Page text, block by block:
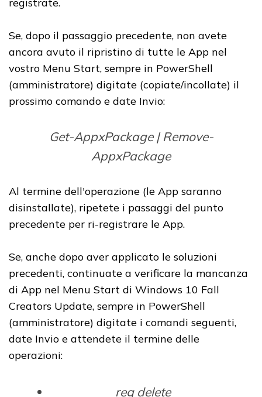
Se, dopo il passaggio precedente, non avete
ancora avuto il ripristino di tutte le App nel
vostro Menu Start, sempre in PowerShell
(amministratore) digitate (copiate/incollate) il
prossimo comando e date Invio:
Get-AppxPackage | Remove-
AppxPackage
Al termine dell'operazione (le App saranno
disinstallate), ripetete i passaggi del punto
precedente per ri-registrare le App.
Se, anche dopo aver applicato le soluzioni
precedenti, continuate a verificare la mancanza
di App nel Menu Start di Windows 10 Fall
Creators Update, sempre in PowerShell
(amministratore) digitate i comandi seguenti,
date Invio e attendete il termine delle
operazioni:
reg delete